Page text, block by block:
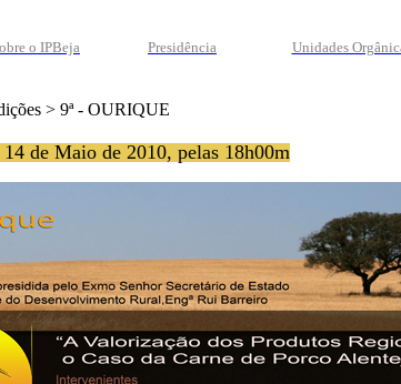
o IPBeja Presidência Unidades
> 9ª - OURIQUE
14 de Maio de 2010, pelas 18h00m